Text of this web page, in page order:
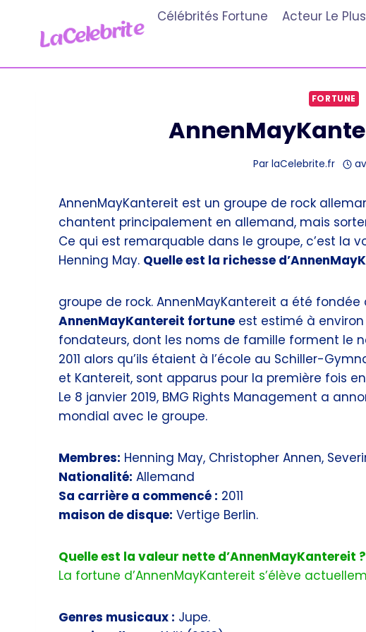
contenu
Célébrités Fortune Acteur Le
FORTUNE
Par laCelebrite.fr
AnnenMayKantereit est un groupe de rock
chantent principalement en allemand, mais
Ce qui est remarquable dans le groupe, c’est la
Henning May. Quelle est la richesse
groupe de rock. AnnenMayKantereit a été fondée
AnnenMayKantereit fortune est estimé à environ
fondateurs, dont les noms de famille forment le
2011 alors qu’ils étaient à l’école au Schiller-
et Kantereit, sont apparus pour la première fois
Le 8 janvier 2019, BMG Rights Management a
mondial avec le groupe.
Membres: Henning May, Christopher Annen,
Nationalité: Allemand
Sa carrière a commencé : 2011
maison de disque: Vertige Berlin.
Quelle est la valeur nette d’AnnenMayKantereit ?
La fortune d’AnnenMayKantereit s’élève
Genres musicaux : Jupe.